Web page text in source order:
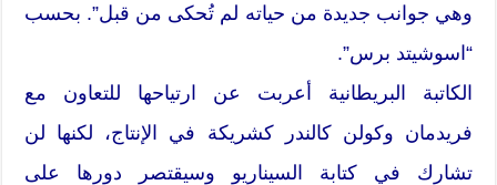
وهي جوانب جديدة من حياته لم تُحكى من قبل”. بحسب
“اسوشيتد برس”.
الكاتبة البريطانية أعربت عن ارتياحها للتعاون مع
فريدمان وكولن كالندر كشريكة في الإنتاج، لكنها لن
تشارك في كتابة السيناريو وسيقتصر دورها على